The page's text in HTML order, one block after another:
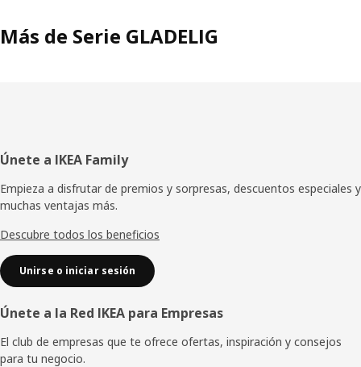
Más de Serie GLADELIG
Pie
de
página
Únete a IKEA Family
Empieza a disfrutar de premios y sorpresas, descuentos especiales y
muchas ventajas más.
Descubre todos los beneficios
Unirse o iniciar sesión
Únete a la Red IKEA para Empresas
El club de empresas que te ofrece ofertas, inspiración y consejos
para tu negocio.